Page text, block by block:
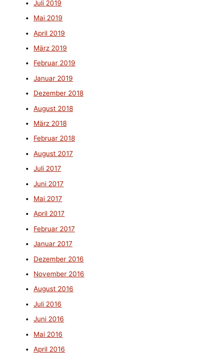
Juli 2019
Mai 2019
April 2019
März 2019
Februar 2019
Januar 2019
Dezember 2018
August 2018
März 2018
Februar 2018
August 2017
Juli 2017
Juni 2017
Mai 2017
April 2017
Februar 2017
Januar 2017
Dezember 2016
November 2016
August 2016
Juli 2016
Juni 2016
Mai 2016
April 2016